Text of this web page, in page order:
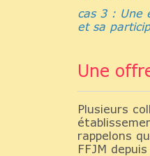
cas 3 : Une
et sa
Une
Plusieurs
rappelons
FFJM